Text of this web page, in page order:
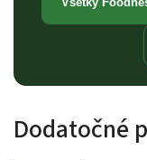
Dodatočné